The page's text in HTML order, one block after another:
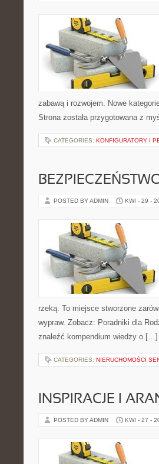
zabawą i rozwojem. Nowe
Strona została przygotowana z
CATEGORIES: KONFIGURATORY I
POSTED BY ADMIN KWI - 29 -
rzeką. To miejsce stworzone
wypraw. Zobacz: Poradniki dla
znaleźć kompendium wiedzy o […]
CATEGORIES: NIERUCHOMOŚCI
INSPIRACJE I
POSTED BY ADMIN KWI - 27 -